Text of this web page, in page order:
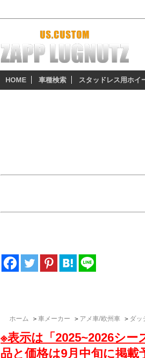
HOME 車種検索 スタッドレス用ホイ
ホーム ＞ 車メーカー ＞ アメ車/欧州車 ＞ ダッ
※表示は「2025~2026シー
品と価格は9月中旬に掲載